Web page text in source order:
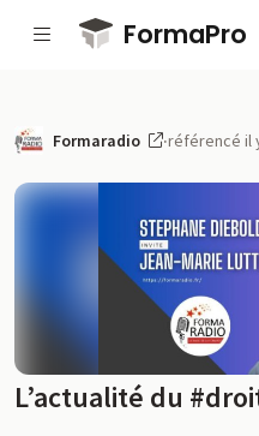
Passer au contenu principal
FormaPro
Formaradio ·référencé il
L’actualité du